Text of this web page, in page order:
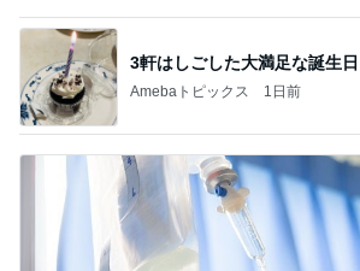
人の命を預かる医師が増えない理由
Amebaトピックス 1日前